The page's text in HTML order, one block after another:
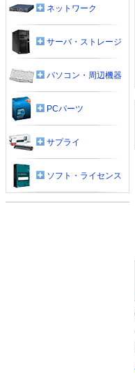
ネットワーク
サーバ・ストレージ
パソコン・周辺機器
PCパーツ
サプライ
ソフト・ライセンス